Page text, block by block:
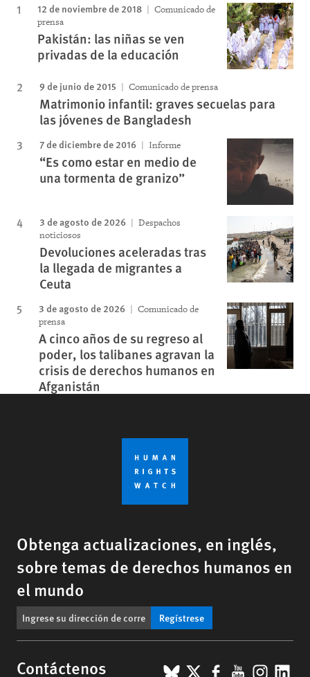
12 de noviembre de 2018
Comunicado de
prensa
Pakistán: las niñas se ven
privadas de la educación
9 de junio de 2015 Comunicado de prensa
Matrimonio infantil: graves secuelas para
las jóvenes de Bangladesh
7 de diciembre de 2016 Informe
“Es como estar en medio de
una tormenta de granizo”
3 de agosto de 2026
Despachos
noticiosos
Devoluciones aceleradas tras
la llegada de migrantes a
Ceuta
3 de agosto de 2026
Comunicado de
prensa
A cinco años de su regreso al
poder, los talibanes agravan la
crisis de derechos humanos en
Afganistán
Obtenga actualizaciones, en inglés,
sobre temas de derechos humanos en
el mundo
Regístrese
Contáctenos BlueSky
X Facebook
YouTube